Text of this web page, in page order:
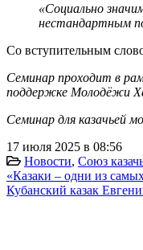
«Социально
нестандартным
Со вступительным
Семинар проходит в
поддержке Молодёжи
Семинар для казачьей
17 июля 2025 в 08:56
Новости, Союз
«Казаки – одни из
Кубанский казак